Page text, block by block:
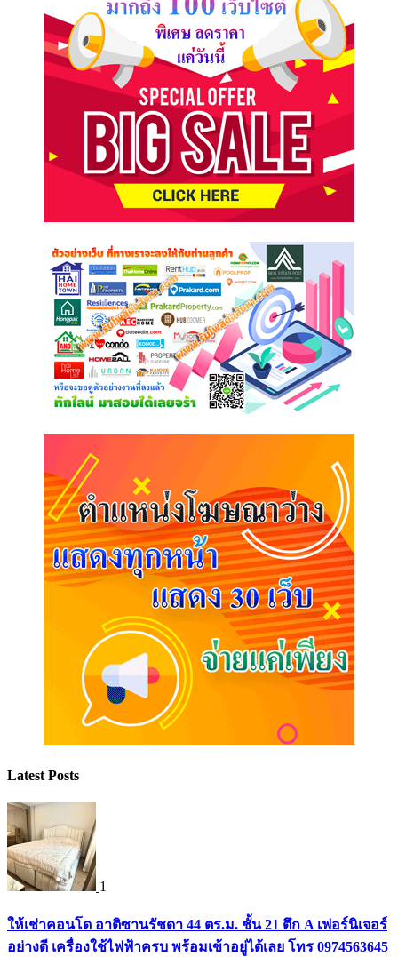
Latest Posts
1
ให้เช่าคอนโด อาติซานรัชดา 44 ตร.ม. ชั้น 21 ตึก A เฟอร์นิเจอร์
อย่างดี เครื่องใช้ไฟฟ้าครบ พร้อมเข้าอยู่ได้เลย โทร 0974563645